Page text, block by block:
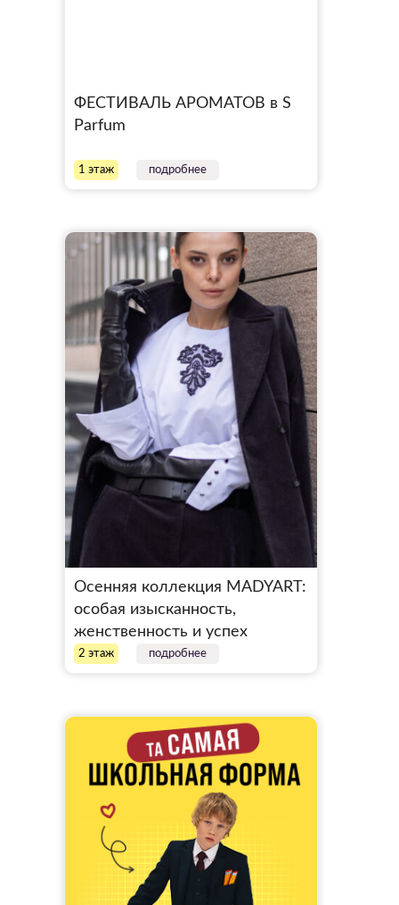
ФЕСТИВАЛЬ АРОМАТОВ в S
Parfum
1 этаж подробнее
Осенняя коллекция MADYART:
особая изысканность,
женственность и успех
2 этаж подробнее